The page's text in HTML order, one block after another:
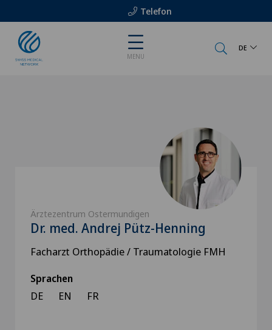
Telefon
MENU
DE
Ärztezentrum Ostermundigen
Dr. med. Andrej Pütz-Henning
Facharzt Orthopädie / Traumatologie FMH
Sprachen
DE EN FR